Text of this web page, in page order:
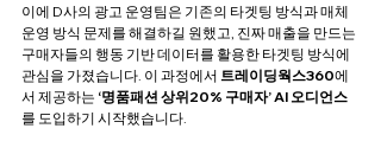
이에 D사의 광고 운영팀은 기존의 타겟팅 방식과 매체
운영 방식 문제를 해결하길 원했고, 진짜 매출을 만드는
구매자들의 행동 기반 데이터를 활용한 타겟팅 방식에
관심을 가졌습니다. 이 과정에서 트레이딩웍스360에
서 제공하는 ‘명품패션 상위20% 구매자’AI 오디언스
를 도입하기 시작했습니다.